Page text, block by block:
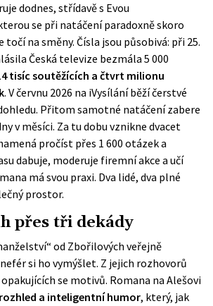
dodnes, střídavě s Evou
se při natáčení paradoxně skoro
na směny. Čísla jsou působivá: při 25.
Česká televize bezmála 5 000
tisíc soutěžících a čtvrt milionu
. V červnu 2026 na iVysílání běží čerstvé
Přitom samotné natáčení zabere
v měsíci. Za tu dobu vznikne dvacet
pročíst přes 1 600 otázek a
dabuje, moderuje firemní akce a učí
má svou praxi. Dva lidé, dva plné
prostor.
přes tři dekády
od Zbořilových veřejně
si ho vymýšlet. Z jejich rozhovorů
se motivů. Romana na Alešovi
a inteligentní humor, který, jak